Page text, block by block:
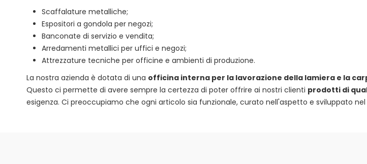
Scaffalature metalliche;
Espositori a gondola per negozi;
Banconate di servizio e vendita;
Arredamenti metallici per uffici e negozi;
Attrezzature tecniche per officine e ambienti di produzione.
La nostra azienda è dotata di una officina interna per la lavorazione della lamiera e la
Questo ci permette di avere sempre la certezza di poter offrire ai nostri clienti prodotti di
esigenza. Ci preoccupiamo che ogni articolo sia funzionale, curato nell'aspetto e sviluppato